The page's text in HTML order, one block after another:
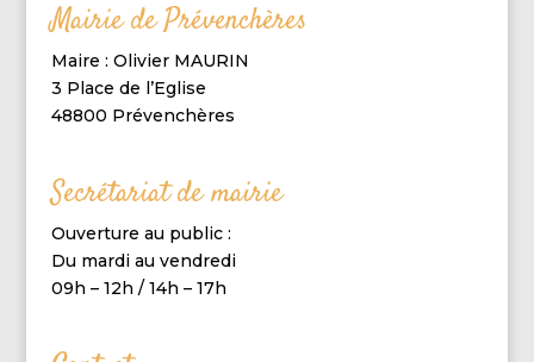
Mairie de Prévenchères
Maire : Olivier MAURIN
3 Place de l’Eglise
48800 Prévenchères
Secrétariat de mairie
Ouverture au public :
Du mardi au vendredi
09h – 12h / 14h – 17h